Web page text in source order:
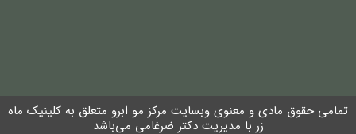
تمامی حقوق مادی و معنوی وبسایت مرکز مو ابرو متعلق به کلینیک ماه
زر با مدیریت دکتر ضرغامی می‌باشد